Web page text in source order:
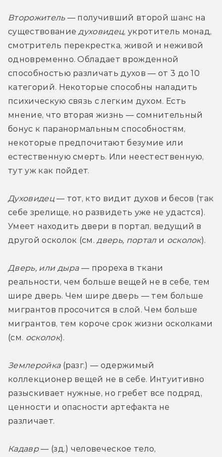
Второжитель — получивший второй шанс на
существование духовидец, укротитель монад,
смотритель перекрестка, живой и неживой
одновременно. Обладает врожденной
способностью различать духов — от 3 до 10
категорий. Некоторые способны наладить
психическую связь с легким духом. Есть
мнение, что вторая жизнь — сомнительный
бонус к паранормальным способностям,
некоторые предпочитают безумие или
естественную смерть. Или неестественную,
тут уж как пойдет.
Духовидец — тот, кто видит духов и бесов (так
себе зрелище, но развидеть уже не удастся).
Умеет находить двери в портал, ведущий в
другой осколок (см. дверь, портал и осколок).
Дверь, или дыра — прореха в ткани
реальности, чем больше вещей не в себе, тем
шире дверь. Чем шире дверь — тем больше
мигрантов просочится в слой. Чем больше
мигрантов, тем короче срок жизни осколками
(см. осколок).
Землеройка (разг.) — одержимый
коллекционер вещей не в себе. Интуитивно
разыскивает нужные, но гребет все подряд,
ценности и опасности артефакта не
различает.
Кадавр — (зд.) человеческое тело,